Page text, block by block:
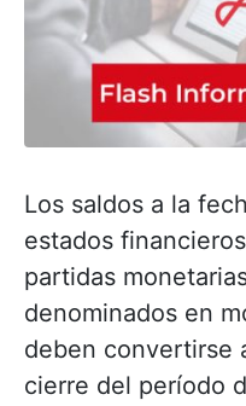
Los saldos a la
estados
partidas
denominados en
deben convertirse
cierre del período